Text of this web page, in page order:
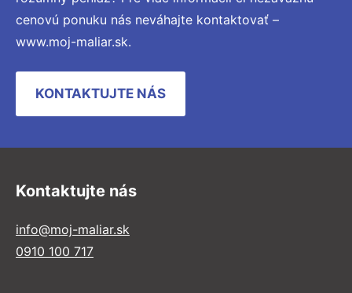
cenovú ponuku nás neváhajte kontaktovať –
www.moj-maliar.sk.
KONTAKTUJTE NÁS
Kontaktujte nás
info@moj-maliar.sk
0910 100 717